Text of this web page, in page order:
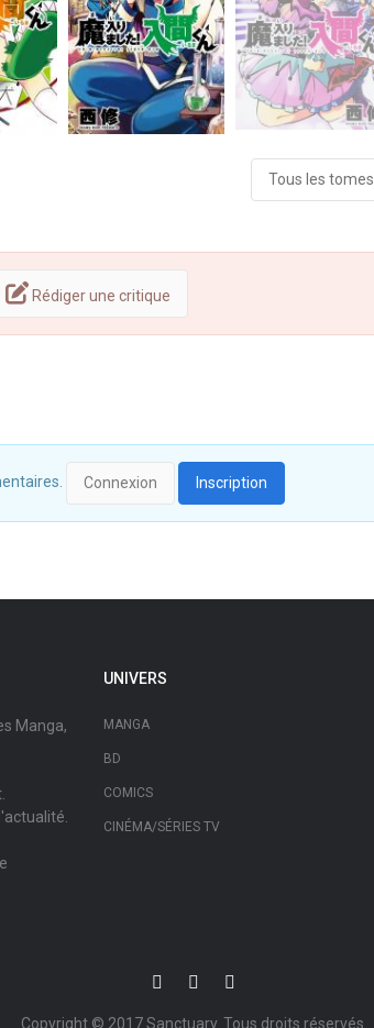
Tous les tomes
Rédiger une critique
Connexion Inscription
Manga,
UNIVERS
MANGA
BD
COMICS
CINÉMA/SÉRIES TV
Copyright © 2017Sanctuary. Tous droits réservés.